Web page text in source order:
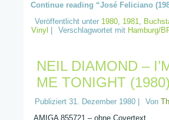
Continue reading “José Feliciano
Veröffentlicht unter 1980, 1981,
Vinyl
Verschlagwortet mit Hamburg/
NEIL DIAMOND –
ME TONIGHT
Publiziert 31. Dezember 1980 Von
AMIGA 855721 – ohne Covertext